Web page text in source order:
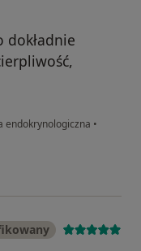
dokładnie
endokrynologiczna •